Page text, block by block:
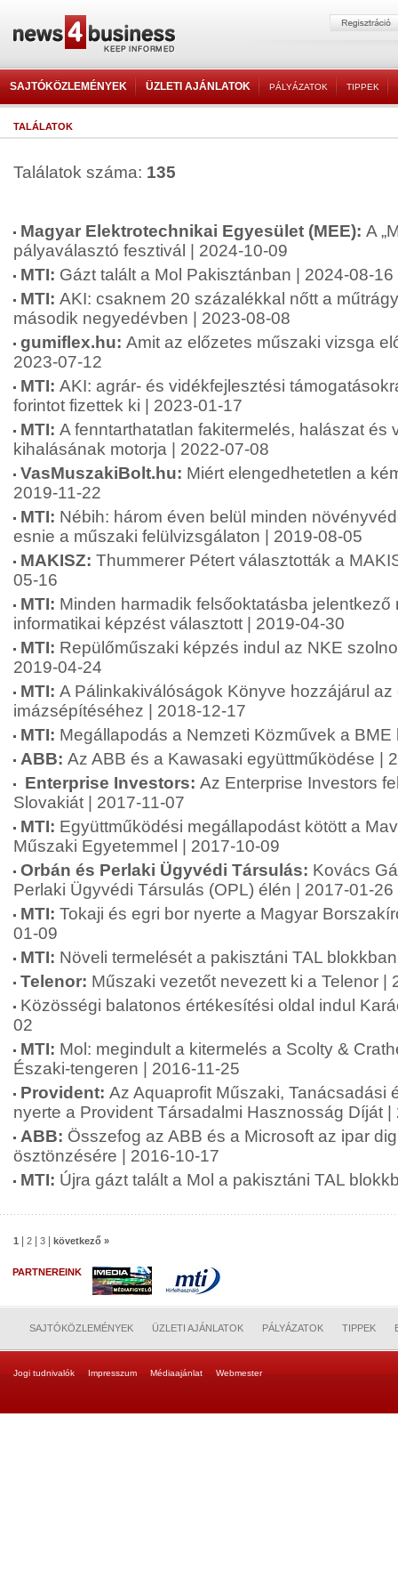
SAJTÓKÖZLEMÉNYEK ÜZLETI AJÁNLATOK PÁLYÁZATOK TIPPEK
TALÁLATOK
Találatok száma: 135
Magyar Elektrotechnikai Egyesület (MEE): A
pályaválasztó fesztivál | 2024-10-09
MTI: Gázt talált a Mol Pakisztánban | 2024-08-16
MTI: AKI: csaknem 20 százalékkal nőtt a
második negyedévben | 2023-08-08
gumiflex.hu: Amit az előzetes műszaki vizsga
2023-07-12
MTI: AKI: agrár- és vidékfejlesztési
forintot fizettek ki | 2023-01-17
MTI: A fenntarthatatlan fakitermelés, halászat és
kihalásának motorja | 2022-07-08
VasMuszakiBolt.hu: Miért elengedhetetlen a
2019-11-22
MTI: Nébih: három éven belül minden
esnie a műszaki felülvizsgálaton | 2019-08-05
MAKISZ: Thummerer Pétert választották a
05-16
MTI: Minden harmadik felsőoktatásba jelentkező
informatikai képzést választott | 2019-04-30
MTI: Repülőműszaki képzés indul az NKE
2019-04-24
MTI: A Pálinkakiválóságok Könyve hozzájárul az
imázsépítéséhez | 2018-12-17
MTI: Megállapodás a Nemzeti Közművek a
ABB: Az ABB és a Kawasaki együttműködése |
Enterprise Investors: Az Enterprise Investors
Slovakiát | 2017-11-07
MTI: Együttműködési megállapodást kötött a
Műszaki Egyetemmel | 2017-10-09
Orbán és Perlaki Ügyvédi Társulás: Kovács
Perlaki Ügyvédi Társulás (OPL) élén | 2017-01-26
MTI: Tokaji és egri bor nyerte a Magyar
01-09
MTI: Növeli termelését a pakisztáni TAL
Telenor: Műszaki vezetőt nevezett ki a Telenor |
Közösségi balatonos értékesítési oldal indul
02
MTI: Mol: megindult a kitermelés a Scolty &
Északi-tengeren | 2016-11-25
Provident: Az Aquaprofit Műszaki, Tanácsadási
nyerte a Provident Társadalmi Hasznosság Díját |
ABB: Összefog az ABB és a Microsoft az ipar
ösztönzésére | 2016-10-17
MTI: Újra gázt talált a Mol a pakisztáni TAL
1 2 3 következő »
PARTNEREINK
SAJTÓKÖZLEMÉNYEK ÜZLETI AJÁNLATOK PÁLYÁZATOK TIPPEK
Jogi tudnivalók Impresszum Médiaajánlat Webmester